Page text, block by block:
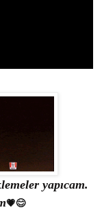
yapıcam.
💗😊﻿